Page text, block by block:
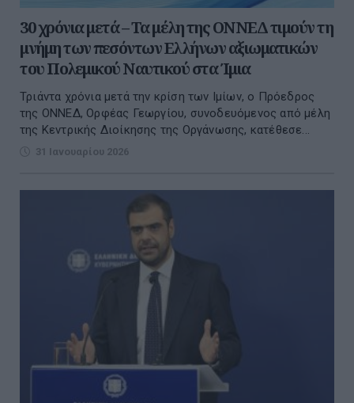
30 χρόνια μετά – Τα μέλη της ΟΝΝΕΔ τιμούν τη
μνήμη των πεσόντων Ελλήνων αξιωματικών
του Πολεμικού Ναυτικού στα Ίμια
Τριάντα χρόνια μετά την κρίση των Ιμίων, ο Πρόεδρος
της ΟΝΝΕΔ, Ορφέας Γεωργίου, συνοδευόμενος από μέλη
της Κεντρικής Διοίκησης της Οργάνωσης, κατέθεσε...
31 Ιανουαρίου 2026